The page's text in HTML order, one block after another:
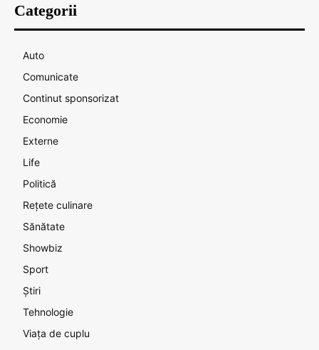
Categorii
Auto
Comunicate
Continut sponsorizat
Economie
Externe
Life
Politică
Rețete culinare
Sănătate
Showbiz
Sport
Știri
Tehnologie
Viața de cuplu